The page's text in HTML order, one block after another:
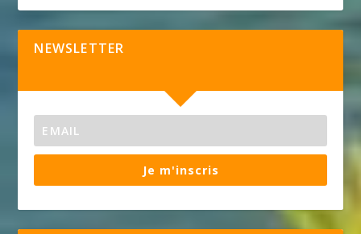
NEWSLETTER
Je m'inscris